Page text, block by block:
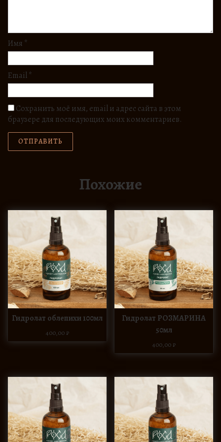
Имя *
Email*
Сохранить моё имя, email и адрес сайта в этом
браузере для последующих моих комментариев.
Похожие
Гидролат облепихи 100мл
400,00 ₽
Гидролат РОЗМАРИНА
50мл
400,00 ₽